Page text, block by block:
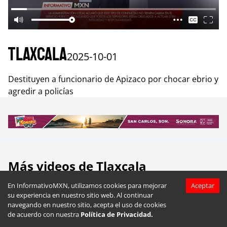
En InformativoMXN, utilizamos cookies para mejorar
su experiencia en nuestro sitio web. Al continuar
navegando en nuestro sitio, acepta el uso de cookies
de acuerdo con nuestra Política de Privacidad.
Aceptar
Tlaxcala2025-10-01
Destituyen a funcionario de Apizaco por chocar ebrio y
agredir a policías
Más videos deTlaxcala